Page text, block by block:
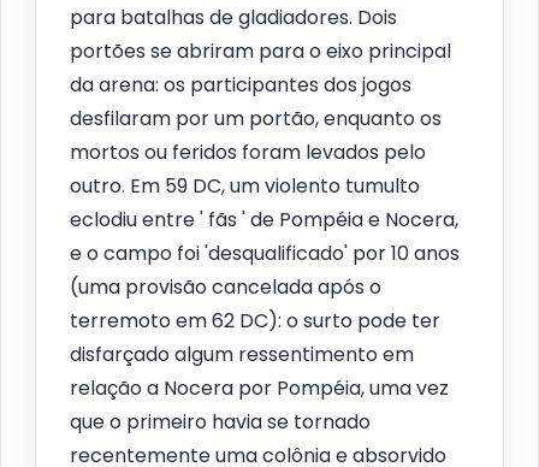
para batalhas de gladiadores. Dois
portões se abriram para o eixo principal
da arena: os participantes dos jogos
desfilaram por um portão, enquanto os
mortos ou feridos foram levados pelo
outro. Em 59 DC, um violento tumulto
eclodiu entre ' fãs ' de Pompéia e Nocera,
e o campo foi 'desqualificado' por 10 anos
(uma provisão cancelada após o
terremoto em 62 DC): o surto pode ter
disfarçado algum ressentimento em
relação a Nocera por Pompéia, uma vez
que o primeiro havia se tornado
recentemente uma colônia e absorvido